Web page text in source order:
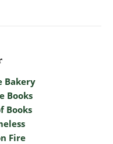
Bakery
Books
Books
Fire